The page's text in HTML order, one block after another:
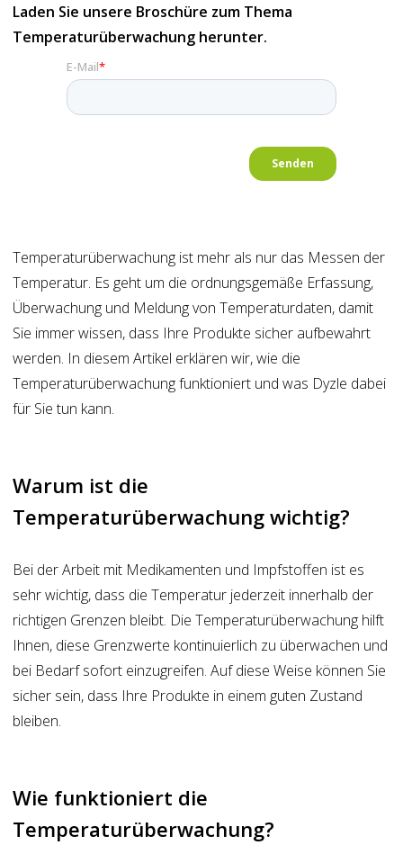
Temperaturüberwachung ist mehr als nur das Messen der
Temperatur. Es geht um die ordnungsgemäße Erfassung,
Überwachung und Meldung von Temperaturdaten, damit
Sie immer wissen, dass Ihre Produkte sicher aufbewahrt
werden. In diesem Artikel erklären wir, wie die
Temperaturüberwachung funktioniert und was Dyzle dabei
für Sie tun kann.
Warum ist die
Temperaturüberwachung wichtig?
Bei der Arbeit mit Medikamenten und Impfstoffen ist es
sehr wichtig, dass die Temperatur jederzeit innerhalb der
richtigen Grenzen bleibt. Die Temperaturüberwachung hilft
Ihnen, diese Grenzwerte kontinuierlich zu überwachen und
bei Bedarf sofort einzugreifen. Auf diese Weise können Sie
sicher sein, dass Ihre Produkte in einem guten Zustand
bleiben.
Wie funktioniert die
Temperaturüberwachung?
Laden Sie unsere Broschüre zum Thema
Temperaturüberwachung herunter.